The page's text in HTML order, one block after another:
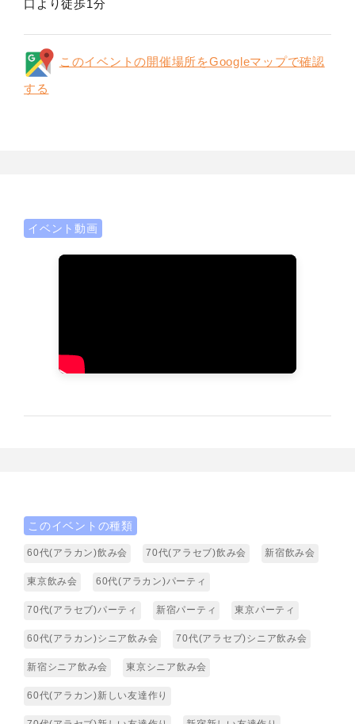
口より徒歩1分
このイベントの開催場所をGoogleマップで確認
する
イベント動画
このイベントの種類
60代(アラカン)飲み会 70代(アラセブ)飲み会 新宿飲み会
東京飲み会 60代(アラカン)パーティ
70代(アラセブ)パーティ 新宿パーティ 東京パーティ
60代(アラカン)シニア飲み会 70代(アラセブ)シニア飲み会
新宿シニア飲み会 東京シニア飲み会
60代(アラカン)新しい友達作り